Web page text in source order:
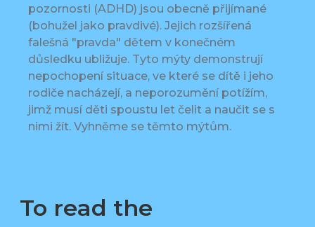
pozornosti (ADHD) jsou obecně přijímané
(bohužel jako pravdivé). Jejich rozšířená
falešná "pravda" dětem v konečném
důsledku ubližuje. Tyto mýty demonstrují
nepochopení situace, ve které se dítě i jeho
rodiče nacházejí, a neporozumění potížím,
jimž musí děti spoustu let čelit a naučit se s
nimi žít. Vyhněme se těmto mýtům.
To read the